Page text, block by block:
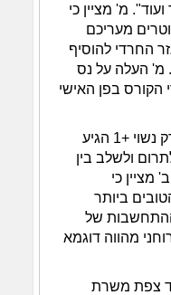
מ' מציין כי
מעריכם
החרדי להוסיף
מ' העלה על נס
הקורס בפן האישי
ב' בוגר ישיבה מובילה בבני ברק נשוי +1 הגיע
ולשלב בין
מציין כי
ביותר
של
מהווה דוגמא
צפת משרת